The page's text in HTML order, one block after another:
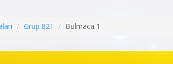
Grup 821 Bulmaca 1